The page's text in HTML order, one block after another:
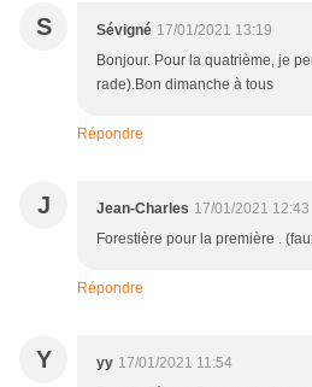
S Sévigné 17/01/2021 13:19
Bonjour. Pour la quatrième, je
rade).Bon dimanche à tous
Répondre
J Jean-Charles 17/01/2021 12:43
Forestière pour la première .
Répondre
Y yy 17/01/2021 11:54